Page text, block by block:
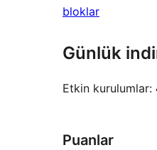
bloklar
Günlük
Etkin kurulumlar:
Puanlar